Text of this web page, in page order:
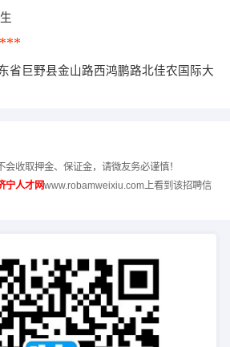
省巨野县金山路西鸿鹏路北佳农国际大
收取押金、保证金，请微友务必谨慎！
宁人才网www.robamweixiu.com上看到该招聘信